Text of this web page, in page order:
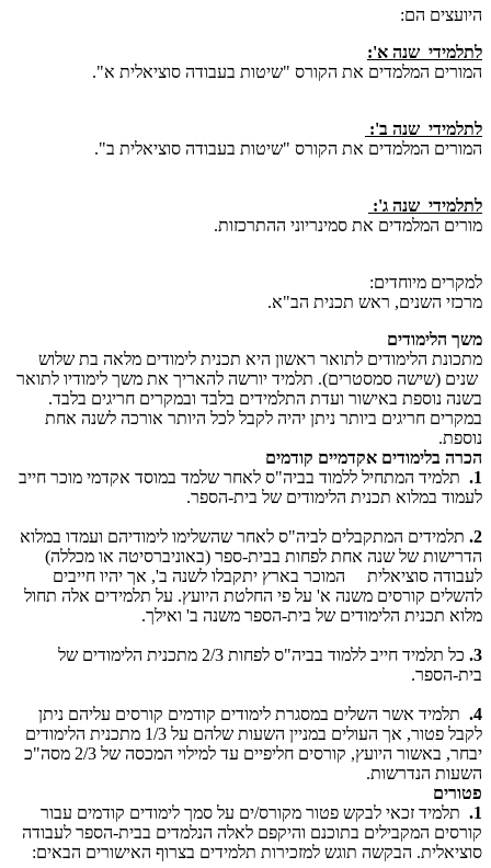
היועצים הם:
לתלמידי שנה א':
המורים המלמדים את הקורס "שיטות בעבודה סוציאלית א".
לתלמידי שנה ב':
המורים המלמדים את הקורס "שיטות בעבודה סוציאלית ב".
לתלמידי שנה ג':
מורים המלמדים את סמינריוני ההתרכזות.
למקרים מיוחדים:
מרכזי השנים, ראש תכנית הב"א. ​
משך הלימודים
מתכונת הלימודים לתואר ראשון היא תכנית לימודים מלאה בת שלוש
שנים (שישה סמסטרים). תלמיד יורשה להאריך את משך לימודיו לתואר
בשנה נוספת באישור ועדת התלמידים בלבד ובמקרים חריגים בלבד.
במקרים חריגים ביותר ניתן יהיה לקבל לכל היותר אורכה לשנה אחת
נוספת.
הכרה בלימודים אקדמיים קודמים
1.
תלמיד המתחיל ללמוד בביה"ס לאחר שלמד במוסד אקדמי מוכר חייב
לעמוד במלוא תכנית הלימודים של בית-הספר.
2. תלמידים המתקבלים לביה"ס לאחר שהשלימו לימודיהם ועמדו במלוא
הדרישות של שנה אחת לפחות בבית-ספר (באוניברסיטה או מכללה)
לעבודה סוציאלית המוכר בארץ יתקבלו לשנה ב', אך יהיו חייבים
להשלים קורסים משנה א' על פי החלטת היועץ. על תלמידים אלה תחול
מלוא תכנית הלימודים של בית-הספר משנה ב' ואילך.
3.
כל תלמיד חייב ללמוד בביה"ס לפחות 2/3 מתכנית הלימודים של
בית-הספר.
4.
תלמיד אשר השלים במסגרת לימודים קודמים קורסים עליהם ניתן
לקבל פטור, אך העולים במניין השעות שלהם על 1/3 מתכנית הלימודים
יבחר, באשור היועץ, קורסים חליפיים עד למילוי המכסה של 2/3 מסה"כ
השעות הנדרשות.
פטורים
1.
תלמיד זכאי לבקש פטור מקורס/ים על סמך לימודים קודמים עבור
קורסים המקבילים בתוכנם והיקפם לאלה הנלמדים בבית-הספר לעבודה
סוציאלית. הבקשה תוגש למזכירות תלמידים בצרוף האישורים הבאים: